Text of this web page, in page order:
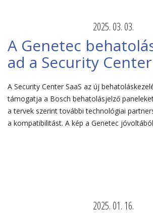
2025. 03. 03.
A Genetec
ad a Security Center
A Security Center SaaS az új
támogatja a Bosch behatolásjelző
a tervek szerint további technológiai
a kompatibilitást. A kép a Genetec
2025. 01. 16.